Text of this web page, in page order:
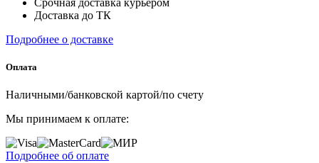
Доставка до ТК
Подробнее о доставке
Оплата
Наличными/банковской картой/по счету
Мы принимаем к оплате:
Подробнее об оплате